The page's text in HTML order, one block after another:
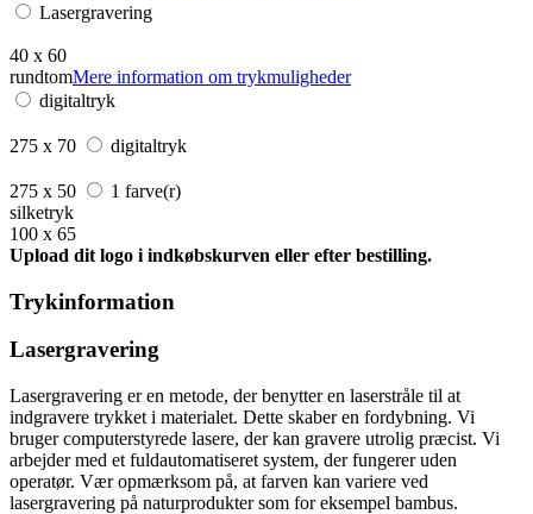
Lasergravering
40 x 60
rundtomMere information om trykmuligheder
digitaltryk
275 x 70 digitaltryk
275 x 50
1 farve(r)
silketryk
100 x 65
Upload dit logo i indkøbskurven eller efter bestilling.
Trykinformation
Lasergravering
Lasergravering er en metode, der benytter en laserstråle til at
indgravere trykket i materialet. Dette skaber en fordybning. Vi
bruger computerstyrede lasere, der kan gravere utrolig præcist. Vi
arbejder med et fuldautomatiseret system, der fungerer uden
operatør. Vær opmærksom på, at farven kan variere ved
lasergravering på naturprodukter som for eksempel bambus.